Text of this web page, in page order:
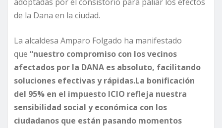
de la Dana en la ciudad.
La alcaldesa Amparo Folgado ha manifestado
que “nuestro compromiso con los vecinos
afectados por la DANA es absoluto, facilitando
soluciones efectivas y rápidas.La bonificación
del 95% en el impuesto ICIO refleja nuestra
sensibilidad social y económica con los
ciudadanos que están pasando momentos